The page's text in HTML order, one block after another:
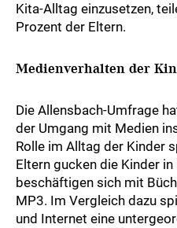
Kita-Alltag einzusetzen,
Prozent der Eltern.
Medienverhalten der
Die Allensbach-Umfrage
der Umgang mit Medien
Rolle im Alltag der Kinder
Eltern gucken die Kinder
beschäftigen sich mit
MP3. Im Vergleich dazu
und Internet eine